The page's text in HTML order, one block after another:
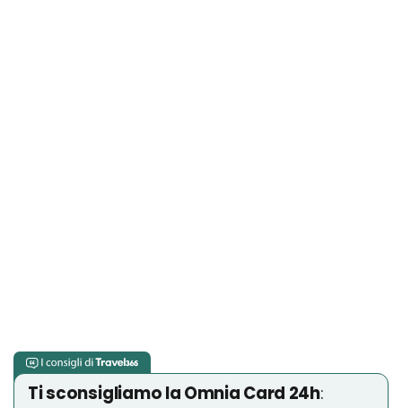
Ti sconsigliamo la Omnia Card 24h: